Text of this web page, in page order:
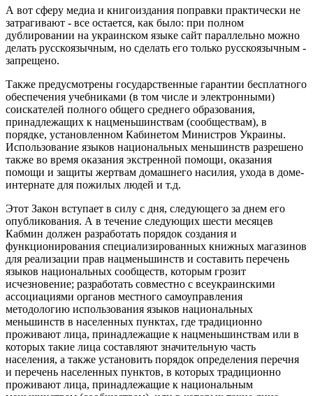
А вот сферу медиа и книгоиздания поправки практически не
затрагивают - все остается, как было: при полном
дублировании на украинском языке сайт параллельно можно
делать русскоязычным, но сделать его только русскоязычным -
запрещено.
Также предусмотрены государственные гарантии бесплатного
обеспечения учебниками (в том числе и электронными)
соискателей полного общего среднего образования,
принадлежащих к нацменьшинствам (сообществам), в
порядке, установленном Кабинетом Министров Украины.
Использование языков национальных меньшинств разрешено
также во время оказания экстренной помощи, оказания
помощи и защиты жертвам домашнего насилия, ухода в доме-
интернате для пожилых людей и т.д.
Этот Закон вступает в силу с дня, следующего за днем его
опубликования. А в течение следующих шести месяцев
Кабмин должен разработать порядок создания и
функционирования специализированных книжных магазинов
для реализации прав нацменьшинств и составить перечень
языков национальных сообществ, которым грозит
исчезновение; разработать совместно с всеукраинскими
ассоциациями органов местного самоуправления
методологию использования языков национальных
меньшинств в населенных пунктах, где традиционно
проживают лица, принадлежащие к нацменьшинствам или в
которых такие лица составляют значительную часть
населения, а также установить порядок определения перечня
и перечень населенных пунктов, в которых традиционно
проживают лица, принадлежащие к национальным